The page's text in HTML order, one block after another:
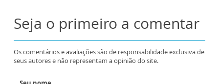
Seja o primeiro a comentar
Os comentários e avaliações são de responsabilidade exclusiva de
seus autores e não representam a opinião do site.